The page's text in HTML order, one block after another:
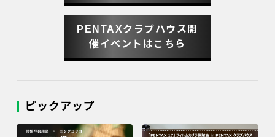
PENTAXクラブハウス開
催イベントはこちら
ピックアップ